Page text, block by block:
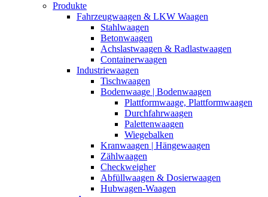
Produkte
Fahrzeugwaagen & LKW Waagen
Stahlwaagen
Betonwaagen
Achslastwaagen & Radlastwaagen
Containerwaagen
Industriewaagen
Tischwaagen
Bodenwaage | Bodenwaagen
Plattformwaage, Plattformwaagen
Durchfahrwaagen
Palettenwaagen
Wiegebalken
Kranwaagen | Hängewaagen
Zählwaagen
Checkweigher
Abfüllwaagen & Dosierwaagen
Hubwagen-Waagen